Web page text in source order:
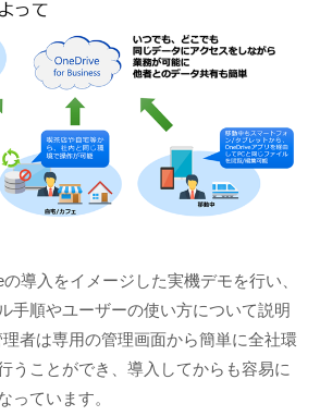
導入をイメージした実機デモを行い、
手順やユーザーの使い方について説明
者は専用の管理画面から簡単に全社環
うことができ、導入してからも容易に
っています。